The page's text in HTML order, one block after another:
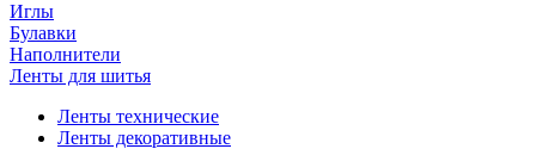
Иглы
Булавки
Наполнители
Ленты для шитья
Ленты технические
Ленты декоративные